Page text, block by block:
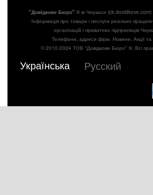
"Довiдкове Бюро"® м Черкаси (ck.dovidkove.com)
Інформація про товари і послуги реально
організацій і приватних підприємців
Телефони, адреси фірм. Новини. Акції та
© 2010-2024 ТОВ "Довідкове Бюро" ®. Всі
Українська Русский